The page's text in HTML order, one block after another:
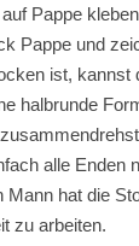
Pappe
Pappe und
ist,
halbrunde
alle Enden
hat die
zu arbeiten.